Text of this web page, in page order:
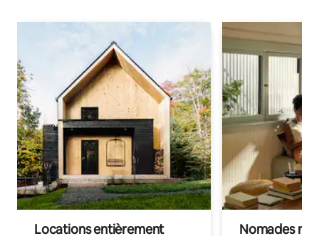
Locations entièrement Nomades